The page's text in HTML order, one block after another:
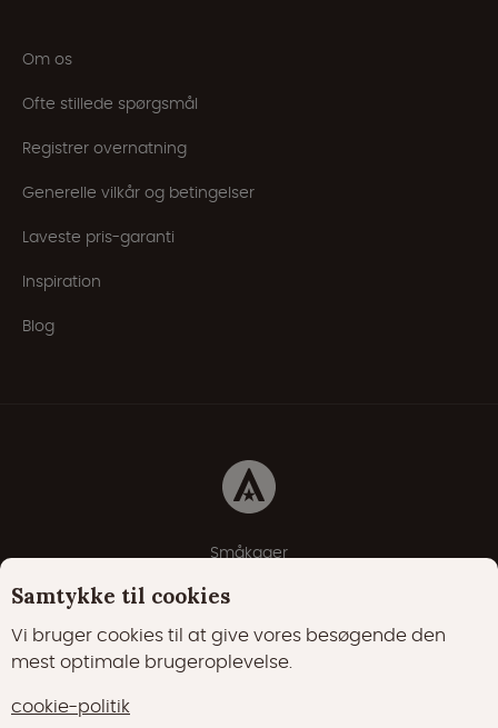
Om os
Ofte stillede spørgsmål
Registrer overnatning
Generelle vilkår og betingelser
Laveste pris-garanti
Inspiration
Blog
Småkager
Erklæring om beskyttelse af personlige oplysninger
22000 Synes godt om
Samtykke til cookies
Vi bruger cookies til at give vores besøgende den
mest optimale brugeroplevelse.
cookie-politik